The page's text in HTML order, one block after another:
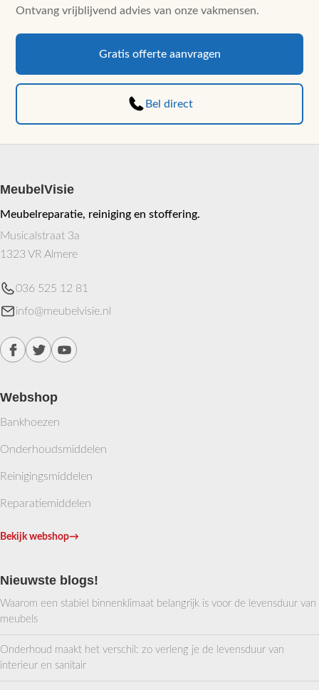
Ontvang vrijblijvend advies van onze vakmensen.
Gratis offerte aanvragen
Bel direct
MeubelVisie
Meubelreparatie, reiniging en stoffering.
Musicalstraat 3a
1323 VR Almere
036 525 12 81
info@meubelvisie.nl
Webshop
Bankhoezen
Onderhoudsmiddelen
Reinigingsmiddelen
Reparatiemiddelen
Bekijk webshop→
Nieuwste blogs!
Waarom een stabiel binnenklimaat belangrijk is voor de levensduur van
meubels
Onderhoud maakt het verschil: zo verleng je de levensduur van
interieur en sanitair